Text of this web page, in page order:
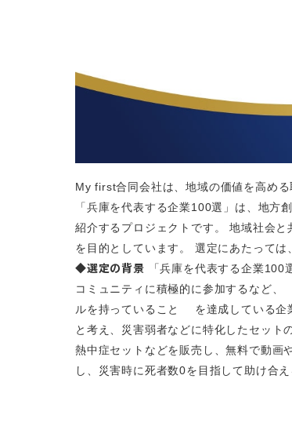
My first合同会社は、地域の価値を高め
「兵庫を代表する企業100選」は、地
紹介するプロジェクトです。 地域社会
を目的としています。 選定にあたって
◆選定の背景 「兵庫を代表する企業
コミュニティに積極的に参加するなど
ルを持っていること を達成している企
と考え、災害弱者などに特化したセット
熱中症セットなどを販売し、無料で動画
し、災害時に死者数0を目指して助け合